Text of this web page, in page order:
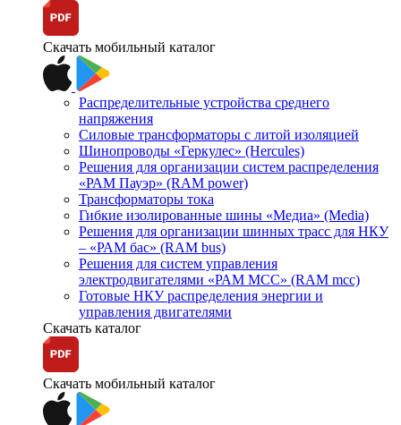
Скачать мобильный каталог
Распределительные устройства среднего
напряжения
Силовые трансформаторы с литой изоляцией
Шинопроводы «Геркулес» (Hercules)
Решения для организации систем распределения
«РАМ Пауэр» (RAM power)
Трансформаторы тока
Гибкие изолированные шины «Медиа» (Media)
Решения для организации шинных трасс для НКУ
– «РАМ бас» (RAM bus)
Решения для систем управления
электродвигателями «РАМ МСС» (RAM mcc)
Готовые НКУ распределения энергии и
управления двигателями
Скачать каталог
Скачать мобильный каталог